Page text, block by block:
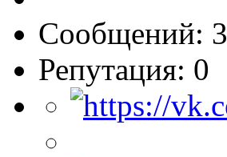
Сообщений: 3
Репутация: 0